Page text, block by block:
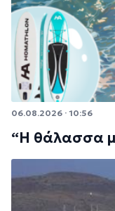
06.08.2026 · 10:56
“Η θάλασσα